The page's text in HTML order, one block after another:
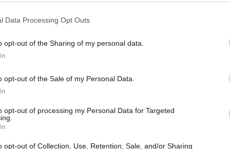
Data Processing Opt Outs
opt-out of the Sharing of my personal data.
opt-out of the Sale of my Personal Data.
opt-out of processing my Personal Data for Targeted
opt-out of Collection, Use, Retention, Sale, and/or Sharing
contro l’Atletico Madrid, terminati
ha portato all’eliminazione dagli ottavi. Il
a Tudor a seguito della morte del padre,
il Forest. Anche il preparatore dei
atletico Riccardo Ragnacci hanno
un aggiornamento riguardo il nuovo